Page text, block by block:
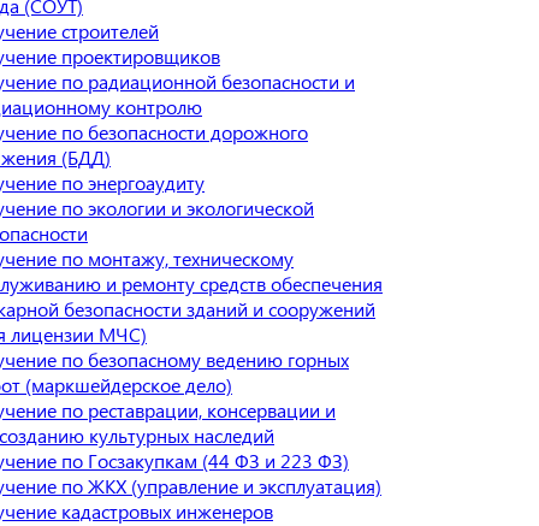
(СОУТ)
строителей
проектировщиков
по радиационной безопасности и
контролю
по безопасности дорожного
(БДД)
по энергоаудиту
по экологии и экологической
по монтажу, техническому
и ремонту средств обеспечения
безопасности зданий и сооружений
лицензии МЧС)
по безопасному ведению горных
(маркшейдерское дело)
по реставрации, консервации и
культурных наследий
по Госзакупкам (44 ФЗ и 223 ФЗ)
по ЖКХ (управление и эксплуатация)
кадастровых инженеров